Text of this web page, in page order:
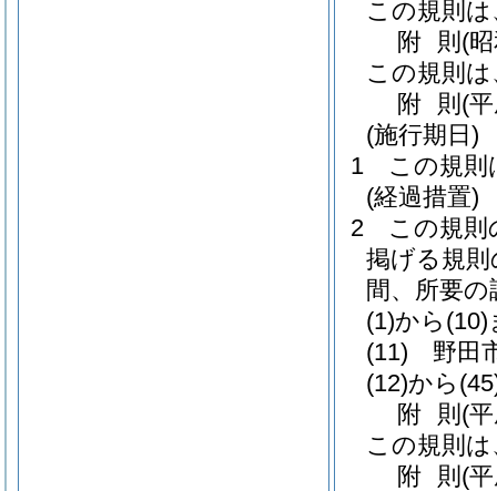
この規則
附 則 (
この規則
附 則 (
(施行期日)
1
この規則
(経過措置)
2
この規則
掲げる規
間、所要
(1)から(10)
(11)
野田
(12)から
附 則 (
この規則
附 則 (